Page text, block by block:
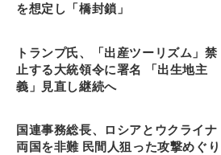
を想定し「橋封鎖」
トランプ氏、「出産ツーリズム」禁
止する大統領令に署名 「出生地主
義」見直し継続へ
国連事務総長、ロシアとウクライナ
両国を非難 民間人狙った攻撃めぐり